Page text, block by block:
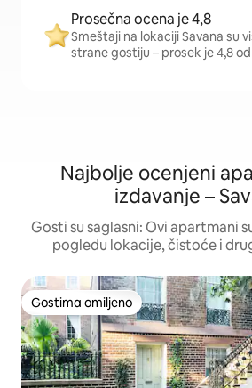
Prosečna ocena je 4,8
Smeštaji na lokaciji Savana su
strane gostiju – prosek je 4,8
Najbolje ocenjeni
izdavanje –
Gosti su saglasni: Ovi apartmani
pogledu lokacije, čistoće i
Gostima omiljeno
Gostima omiljeno